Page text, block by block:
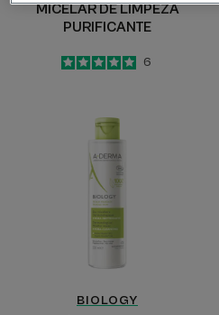
MICELAR DE LIMPEZA
PURIFICANTE
5
/5
6
Água
dermatológica
Hidralimpeza
BIOLOGY